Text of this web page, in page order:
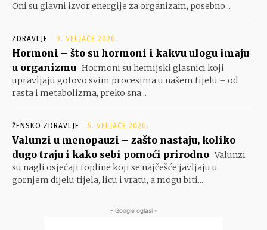
Oni su glavni izvor energije za organizam, posebno...
ZDRAVLJE 9. VELJAČE 2026.
Hormoni – što su hormoni i kakvu ulogu imaju
u organizmu Hormoni su hemijski glasnici koji
upravljaju gotovo svim procesima u našem tijelu – od
rasta i metabolizma, preko sna...
ŽENSKO ZDRAVLJE 5. VELJAČE 2026.
Valunzi u menopauzi – zašto nastaju, koliko
dugo traju i kako sebi pomoći prirodno Valunzi
su nagli osjećaji topline koji se najčešće javljaju u
gornjem dijelu tijela, licu i vratu, a mogu biti...
- Google oglasi -